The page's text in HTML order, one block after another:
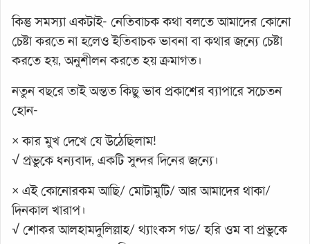
কিন্তু সমস্যা একটাই- নেতিবাচক কথা বলতে আমাদের কোনো
চেষ্টা করতে না হলেও ইতিবাচক ভাবনা বা কথার জন্যে চেষ্টা
করতে হয়, অনুশীলন করতে হয় ক্রমাগত।
নতুন বছরে তাই অন্তত কিছু ভাব প্রকাশের ব্যাপারে সচেতন
হোন-
× কার মুখ দেখে যে উঠেছিলাম!
√ প্রভুকে ধন্যবাদ, একটি সুন্দর দিনের জন্যে।
× এই কোনোরকম আছি/ মোটামুটি/ আর আমাদের থাকা/
দিনকাল খারাপ।
√ শোকর আলহামদুলিল্লাহ/ থ্যাংকস গড/ হরি ওম বা প্রভুকে